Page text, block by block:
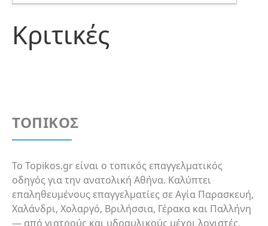
Κριτικές
ΤΟΠΙΚΟΣ
Το Topikos.gr είναι ο τοπικός επαγγελματικός
οδηγός για την ανατολική Αθήνα. Καλύπτει
επαληθευμένους επαγγελματίες σε Αγία Παρασκευή,
Χαλάνδρι, Χολαργό, Βριλήσσια, Γέρακα και Παλλήνη
— από γιατρούς και υδραυλικούς μέχρι λογιστές,